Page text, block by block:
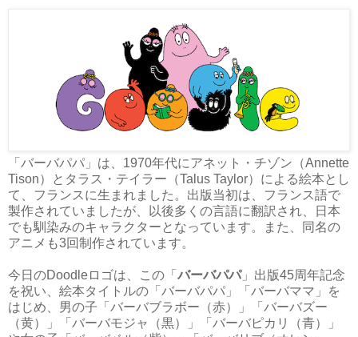
「バーバパパ」は、1970年代にアネット・チゾン（Annette
Tison）とタラス・テイラー（Talus Taylor）による絵本とし
て、フランスに生まれました。出版当初は、フランス語で
製作されていましたが、以後多くの言語に翻訳され、日本
でも馴染みのキャラクターとなっています。また、同名の
アニメも3回制作されています。
今日のDoodleロゴは、この「 バーバパパ」出版45周年記念
を祝い、絵本タイトルの「バーバパパ」「バーバママ」を
はじめ、男の子「バーバブラボー（赤）」「バーバズー
（黄）」「バーバモジャ（黒）」「バーバピカリ（青）」